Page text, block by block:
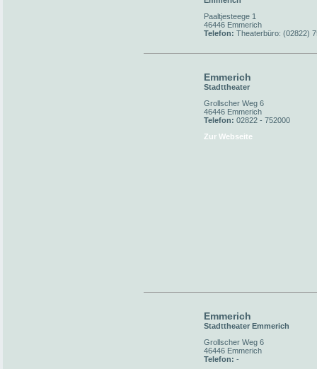
Paaltjesteege 1
46446 Emmerich
Telefon: Theaterbüro: (02822)
Emmerich
Stadttheater
Grollscher Weg 6
46446 Emmerich
Telefon: 02822 - 752000
Zur Webseite
Emmerich
Stadttheater Emmerich
Grollscher Weg 6
46446 Emmerich
Telefon: -